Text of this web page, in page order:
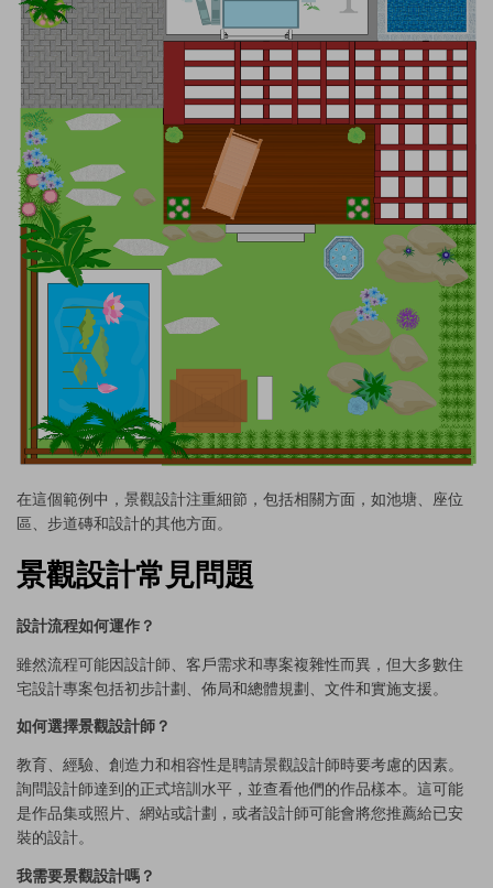
在這個範例中，景觀設計注重細節，包括相關方面，如池塘、座位
區、步道磚和設計的其他方面。
景觀設計常見問題
設計流程如何運作？
雖然流程可能因設計師、客戶需求和專案複雜性而異，但大多數住
宅設計專案包括初步計劃、佈局和總體規劃、文件和實施支援。
如何選擇景觀設計師？
教育、經驗、創造力和相容性是聘請景觀設計師時要考慮的因素。
詢問設計師達到的正式培訓水平，並查看他們的作品樣本。這可能
是作品集或照片、網站或計劃，或者設計師可能會將您推薦給已安
裝的設計。
我需要景觀設計嗎？